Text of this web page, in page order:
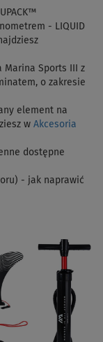
- LIQUID
Marina Sports III
z
o zakresie
element na
w Akcesoria
dostępne
- jak naprawić